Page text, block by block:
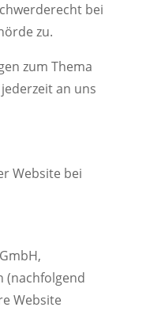
bei
zu.
zum Thema
an uns
Website bei
(nachfolgend
Website